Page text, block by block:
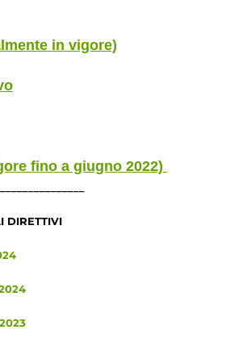
in vigore)
fino a giugno 2022)
DIRETTIVI